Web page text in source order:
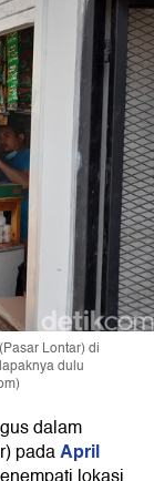
Lontar) di
dulu
dalam
padaApril